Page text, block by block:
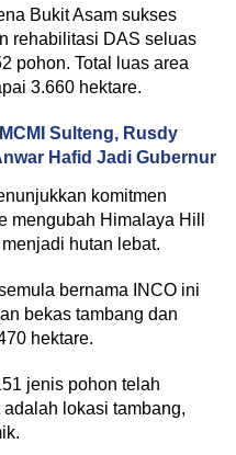
Bukit Asam sukses
rehabilitasi DAS seluas
pohon. Total luas area
3.660 hektare.
Sulteng, Rusdy
Hafid Jadi Gubernur
komitmen
mengubah Himalaya Hill
hutan lebat.
bernama INCO ini
bekas tambang dan
hektare.
jenis pohon telah
lokasi tambang,